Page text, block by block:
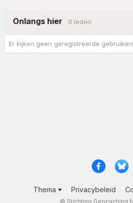
Onlangs hier 0 leden
Er kijken geen geregistreerde
Thema Privacybeleid
© Stichting Geocaching